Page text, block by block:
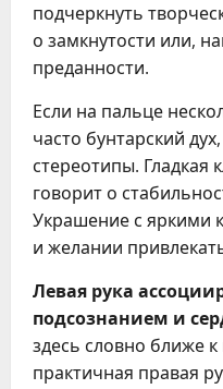
подчеркнуть
о замкнутости или,
преданности.
Если на пальце
часто бунтарский
стереотипы. Гладкая
говорит о
Украшение с яркими
и желании
Левая рука
подсознанием и
здесь словно ближе
практичная правая